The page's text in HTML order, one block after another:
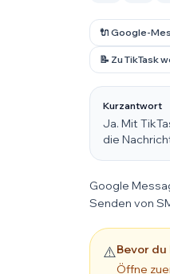
🔌 Google-
📝 Zu TikTask
Kurzantwort
Ja. Mit
die
Google
Senden von
⚠️Bevor
Öffne